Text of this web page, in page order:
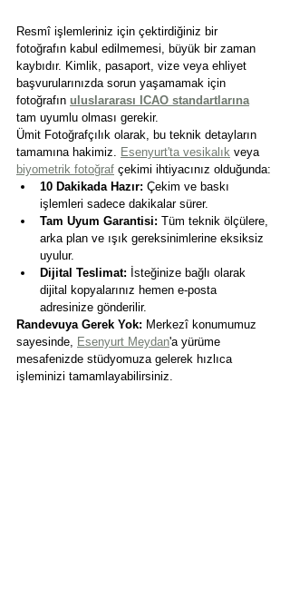
Resmî işlemleriniz için çektirdiğiniz bir
fotoğrafın kabul edilmemesi, büyük bir zaman
kaybıdır. Kimlik, pasaport, vize veya ehliyet
başvurularınızda sorun yaşamamak için
fotoğrafın uluslararası ICAO standartlarına
tam uyumlu olması gerekir.
Ümit Fotoğrafçılık olarak, bu teknik detayların
tamamına hakimiz. Esenyurt'ta vesikalık veya
biyometrik fotoğraf çekimi ihtiyacınız olduğunda:
10 Dakikada Hazır: Çekim ve baskı
işlemleri sadece dakikalar sürer.
Tam Uyum Garantisi: Tüm teknik ölçülere,
arka plan ve ışık gereksinimlerine eksiksiz
uyulur.
Dijital Teslimat: İsteğinize bağlı olarak
dijital kopyalarınız hemen e-posta
adresinize gönderilir.
Randevuya Gerek Yok: Merkezî konumumuz
sayesinde, Esenyurt Meydan'a yürüme
mesafenizde stüdyomuza gelerek hızlıca
işleminizi tamamlayabilirsiniz.